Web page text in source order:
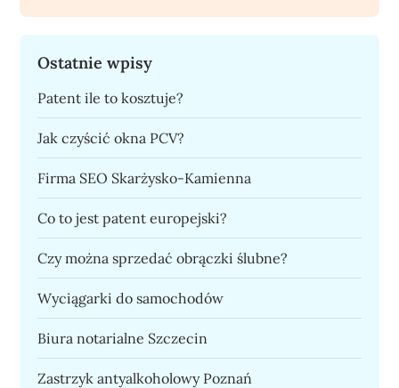
Ostatnie wpisy
Patent ile to kosztuje?
Jak czyścić okna PCV?
Firma SEO Skarżysko-Kamienna
Co to jest patent europejski?
Czy można sprzedać obrączki ślubne?
Wyciągarki do samochodów
Biura notarialne Szczecin
Zastrzyk antyalkoholowy Poznań